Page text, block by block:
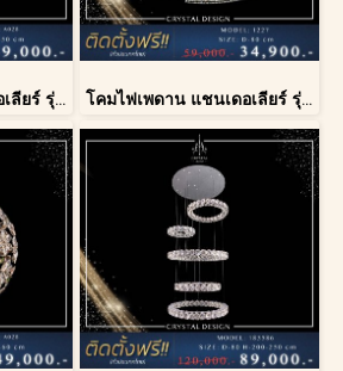
โคมไฟเพดาน แชนเดอเลียร์ รุ่น A028-D40 โคมไฟเพดาน แชนเดอเลียร์ รุ่น 1227